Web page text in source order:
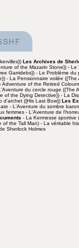
Les Archives de
of the Mazarin Stone}) -
Garridebs}) - Le Problème
- La Pensionnaire voilée
of the Retired
du cercle rouge ({The
the Dying Detective}) - La
d'archet ({His Last Bow}) Les
- L'Aventure du sombre
femmes - L'Aventure de
- La Kermesse sportive
the Tall Man) - La véritable
Sherlock Holmes